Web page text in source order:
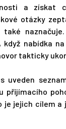
a získat
otázky
také
nabídka
takticky
uveden
přijímacího
je jejich cílem a